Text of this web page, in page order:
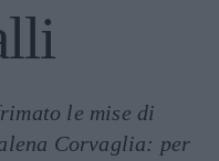
le mise di
Corvaglia: per